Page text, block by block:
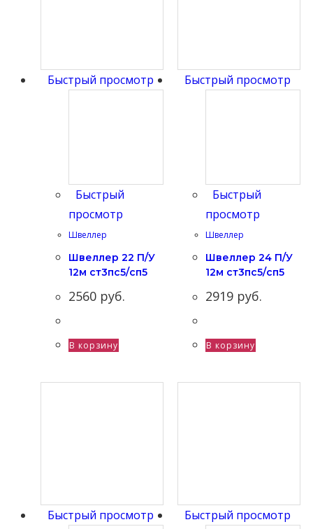
Быстрый просмотр
Быстрый
просмотр
Швеллер
Швеллер 22 П/У
12м ст3пс5/сп5
2560 руб.
В корзину
Быстрый просмотр
Быстрый
просмотр
Швеллер
Швеллер 24 П/У
12м ст3пс5/сп5
2919 руб.
В корзину
Быстрый просмотр Быстрый просмотр